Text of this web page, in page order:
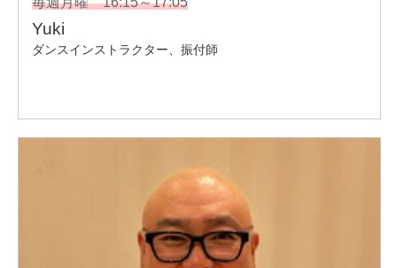
USA Regionals第1位受賞3回
USA Nationals第5位受賞
USA The PEAK第3位受賞
ALL JAPAN CHEER DANCE CHAMPIONSHIP
関東予選第3位受賞